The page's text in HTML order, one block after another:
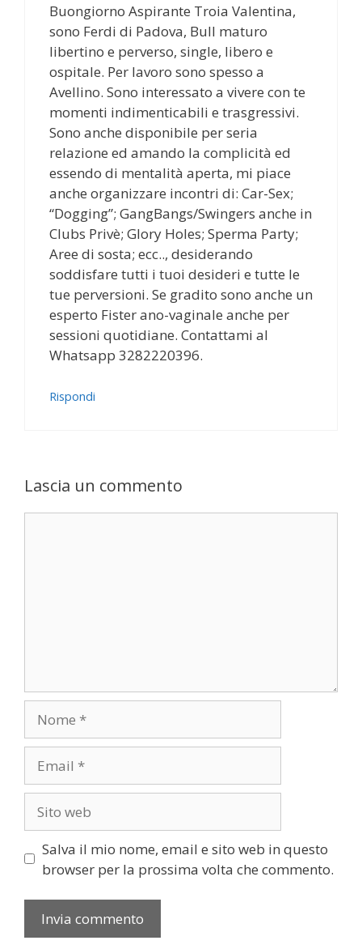
Buongiorno Aspirante Troia Valentina,
sono Ferdi di Padova, Bull maturo
libertino e perverso, single, libero e
ospitale. Per lavoro sono spesso a
Avellino. Sono interessato a vivere con te
momenti indimenticabili e trasgressivi.
Sono anche disponibile per seria
relazione ed amando la complicità ed
essendo di mentalità aperta, mi piace
anche organizzare incontri di: Car-Sex;
“Dogging”; GangBangs/Swingers anche in
Clubs Privè; Glory Holes; Sperma Party;
Aree di sosta; ecc.., desiderando
soddisfare tutti i tuoi desideri e tutte le
tue perversioni. Se gradito sono anche un
esperto Fister ano-vaginale anche per
sessioni quotidiane. Contattami al
Whatsapp 3282220396.
Rispondi
Lascia un commento
web
Salva il mio nome, email e sito web in questo
browser per la prossima volta che commento.